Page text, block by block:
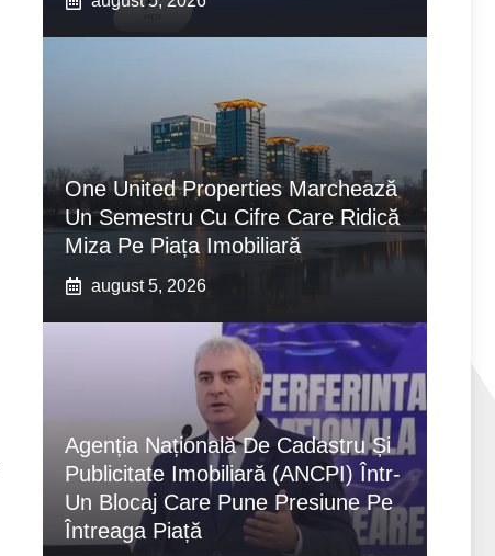
One United Properties Marchează
Un Semestru Cu Cifre Care Ridică
Miza Pe Piața Imobiliară
august 5, 2026
Agenția Națională De Cadastru Și
Publicitate Imobiliară (ANCPI) Într-
Un Blocaj Care Pune Presiune Pe
Întreaga Piață